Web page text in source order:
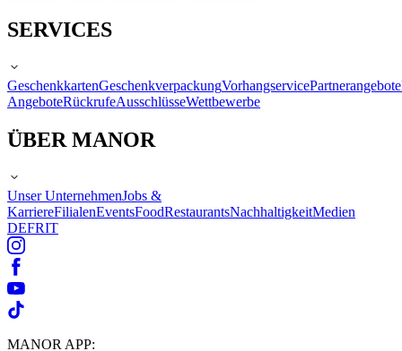
SERVICES
GeschenkkartenGeschenkverpackungVorhangservicePartnerangebote
AngeboteRückrufeAusschlüsseWettbewerbe
ÜBER MANOR
Unser UnternehmenJobs &
KarriereFilialenEventsFoodRestaurantsNachhaltigkeitMedien
DEFRIT
MANOR APP: